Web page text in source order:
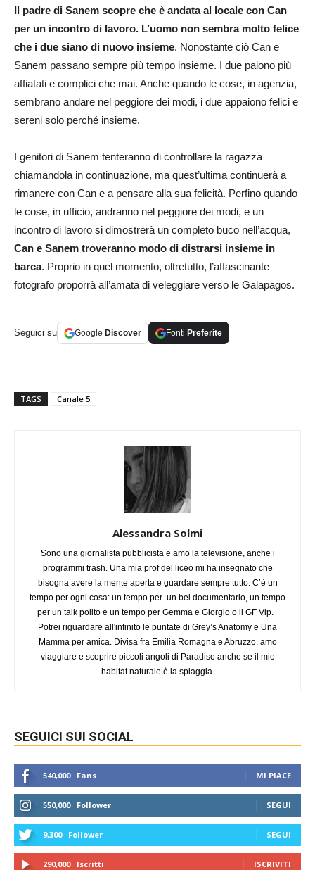
Il padre di Sanem scopre che è andata al locale con Can
per un incontro di lavoro. L’uomo non sembra molto felice
che i due siano di nuovo insieme. Nonostante ciò Can e
Sanem passano sempre più tempo insieme. I due paiono più
affiatati e complici che mai. Anche quando le cose, in agenzia,
sembrano andare nel peggiore dei modi, i due appaiono felici e
sereni solo perché insieme.
I genitori di Sanem tenteranno di controllare la ragazza
chiamandola in continuazione, ma quest’ultima continuerà a
rimanere con Can e a pensare alla sua felicità. Perfino quando
le cose, in ufficio, andranno nel peggiore dei modi, e un
incontro di lavoro si dimostrerà un completo buco nell’acqua,
Can e Sanem troveranno modo di distrarsi insieme in
barca. Proprio in quel momento, oltretutto, l’affascinante
fotografo proporrà all’amata di veleggiare verso le Galapagos.
Seguici su Google Discover Fonti Preferite
TAGS Canale 5
Alessandra Solmi
Sono una giornalista pubblicista e amo la televisione, anche i
programmi trash. Una mia prof del liceo mi ha insegnato che
bisogna avere la mente aperta e guardare sempre tutto. C’è un
tempo per ogni cosa: un tempo per un bel documentario, un tempo
per un talk polito e un tempo per Gemma e Giorgio o il GF Vip.
Potrei riguardare all'infinito le puntate di Grey’s Anatomy e Una
Mamma per amica. Divisa fra Emilia Romagna e Abruzzo, amo
viaggiare e scoprire piccoli angoli di Paradiso anche se il mio
habitat naturale è la spiaggia.
SEGUICI SUI SOCIAL
540,000 Fans MI PIACE
550,000 Follower SEGUI
9,300 Follower SEGUI
290,000 Iscritti ISCRIVITI